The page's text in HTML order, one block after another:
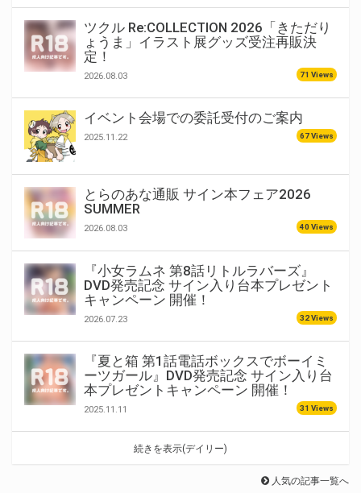
ツクル Re:COLLECTION 2026「きただり
ょうま」イラスト展グッズ受注再販決
定！
2026.08.03 71 Views
イベント会場での委託受付のご案内
2025.11.22 67 Views
とらのあな通販 サイン本フェア2026
SUMMER
2026.08.03 40 Views
『小女ラムネ 第8話リトルラバーズ』
DVD発売記念 サイン入り台本プレゼント
キャンペーン 開催！
2026.07.23 32 Views
『夏と箱 第1話電話ボックスでボーイミ
ーツガール』DVD発売記念 サイン入り台
本プレゼントキャンペーン 開催！
2025.11.11 31 Views
続きを表示(デイリー)
人気の記事一覧へ